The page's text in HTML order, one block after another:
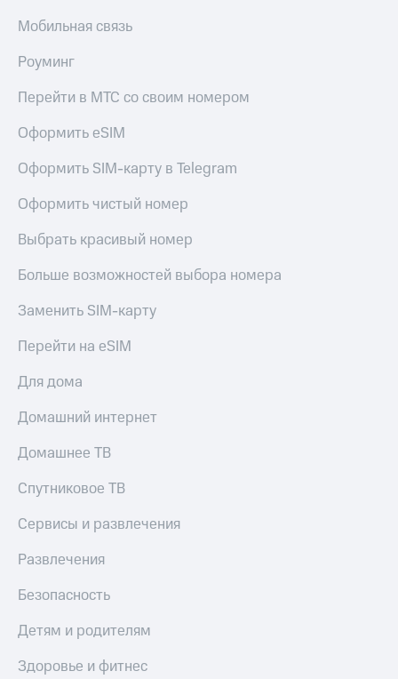
Мобильная связь
Роуминг
Перейти в МТС со своим номером
Оформить eSIM
Оформить SIM-карту в Telegram
Оформить чистый номер
Выбрать красивый номер
Больше возможностей выбора номера
Заменить SIM-карту
Перейти на eSIM
Для дома
Домашний интернет
Домашнее ТВ
Спутниковое ТВ
Сервисы и развлечения
Развлечения
Безопасность
Детям и родителям
Здоровье и фитнес